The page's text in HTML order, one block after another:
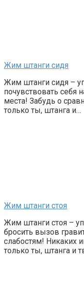
Жим штанги сидя
Жим штанги сидя –
почувствовать себя
места! Забудь о
только ты, штанга и…
Жим штанги стоя
Жим штанги стоя –
бросить вызов
слабостям! Никаких
только ты, штанга и